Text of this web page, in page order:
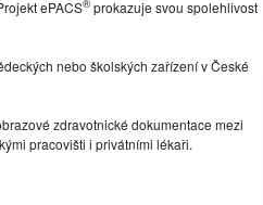
ePACS prokazuje svou spolehlivost
nebo školských zařízení v České
zdravotnické dokumentace mezi
pracovišti i privátními lékaři.